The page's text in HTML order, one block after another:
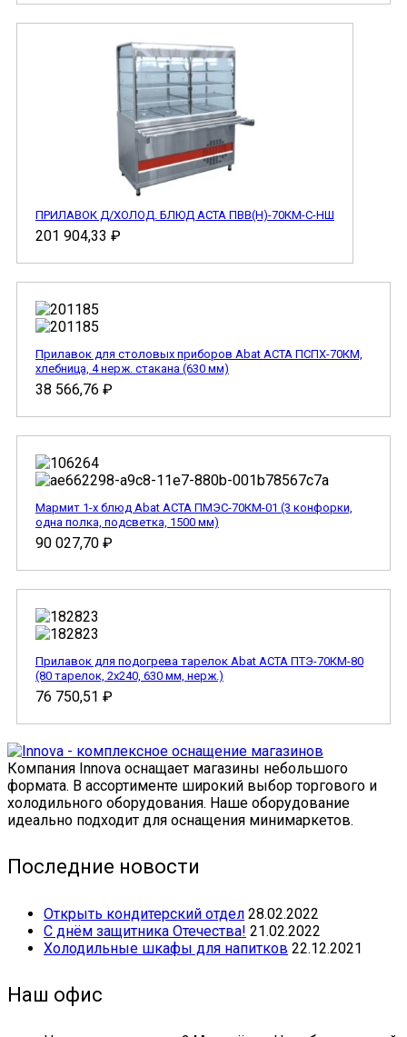
ПРИЛАВОК Д/ХОЛОД. БЛЮД АСТА ПВВ(Н)-70КМ-С-НШ
201 904,33 ₽
Прилавок для столовых приборов Abat АСТА ПСПХ-70КМ,
хлебница, 4 нерж. стакана (630 мм)
38 566,76 ₽
Мармит 1-х блюд Abat АСТА ПМЭС-70КМ-01 (3 конфорки,
одна полка, подсветка, 1500 мм)
90 027,70 ₽
Прилавок для подогрева тарелок Abat АСТА ПТЭ-70КМ-80
(80 тарелок, 2х240, 630 мм, нерж.)
76 750,51 ₽
Компания Innova оснащает магазины небольшого
формата. В ассортименте широкий выбор торгового и
холодильного оборудования. Наше оборудование
идеально подходит для оснащения минимаркетов.
Последние новости
Открыть кондитерский отдел 28.02.2022
С днём защитника Отечества! 21.02.2022
Холодильные шкафы для напитков 22.12.2021
Наш офис